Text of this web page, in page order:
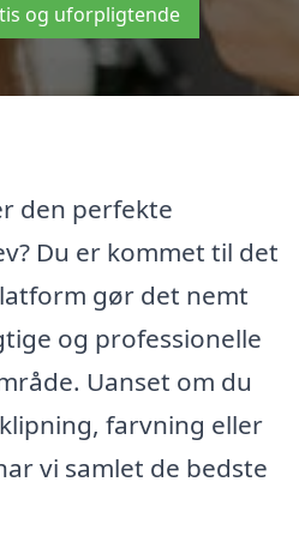
og uforpligtende
den perfekte
Du er kommet til det
gør det nemt
og professionelle
Uanset om du
farvning eller
vi samlet de bedste